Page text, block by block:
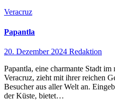
Veracruz
Papantla
20. Dezember 2024 Redaktion
Papantla, eine charmante Stadt
Veracruz, zieht mit ihrer reichen
Besucher aus aller Welt an.
der Küste, bietet…